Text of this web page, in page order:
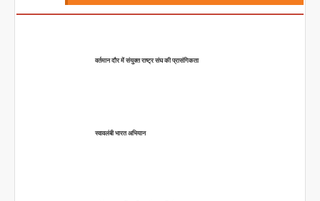
वर्तमान दौर में संयुक्त राष्ट्र संघ की प्रासंगिकता
स्वावलंबी भारत अभियान